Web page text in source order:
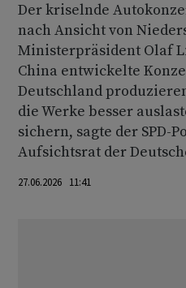
Der kriselnde
nach Ansicht von
Ministerpräsident Olaf
China entwickelte
Deutschland
die Werke besser
sichern, sagte der SPD-
Aufsichtsrat der
27.06.2026 11:41